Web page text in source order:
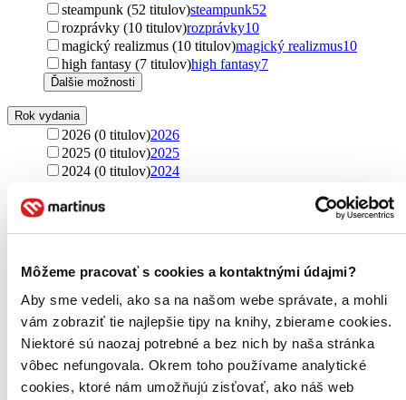
Môžeme pracovať s cookies a kontaktnými údajmi?
Aby sme vedeli, ako sa na našom webe správate, a mohli
vám zobraziť tie najlepšie tipy na knihy, zbierame cookies.
Niektoré sú naozaj potrebné a bez nich by naša stránka
vôbec nefungovala. Okrem toho používame analytické
cookies, ktoré nám umožňujú zisťovať, ako náš web
steampunk (52 titulov)steampunk52
rozprávky (10 titulov)rozprávky10
magický realizmus (10 titulov)magický realizmus10
high fantasy (7 titulov)high fantasy7
Ďalšie možnosti
Rok vydania
2026 (0 titulov)2026
2025 (0 titulov)2025
2024 (0 titulov)2024
2022 (0 titulov)
Autor
Cassandra Clare (79 titulov)Cassandra Clare79
J.K. Rowling (48 titulov)
J.K. Rowling
48
Brandon Sanderson (13 titulov)
Brandon Sanderson
L.D. Lapinski (10 titulov)L.D. Lapinski 10
Pascale Lacelle (8 titulov)Pascale Lacelle 8
Jennifer L. Armentrout (5 titulov)Jennifer L. Armentrout